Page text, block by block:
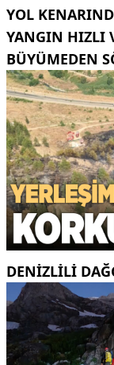
YOL
YANGIN HIZLI
BÜYÜMEDEN
DENIZLILI